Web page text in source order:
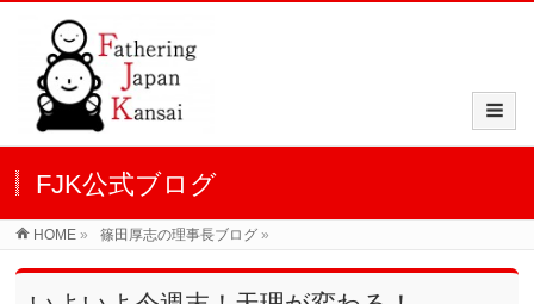
FJK公式ブログ
HOME » 篠田厚志の理事長ブログ »